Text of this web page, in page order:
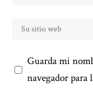
Guarda mi
navegador para